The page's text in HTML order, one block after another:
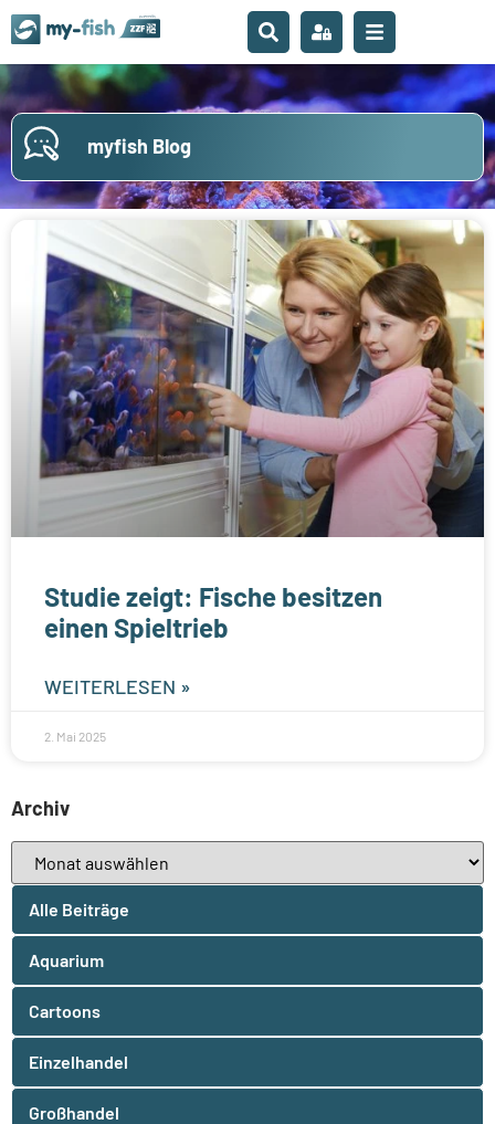
myfish Blog
Studie zeigt: Fische besitzen
einen Spieltrieb
WEITERLESEN »
2. Mai 2025
Archiv
Alle Beiträge
Aquarium
Cartoons
Einzelhandel
Großhandel